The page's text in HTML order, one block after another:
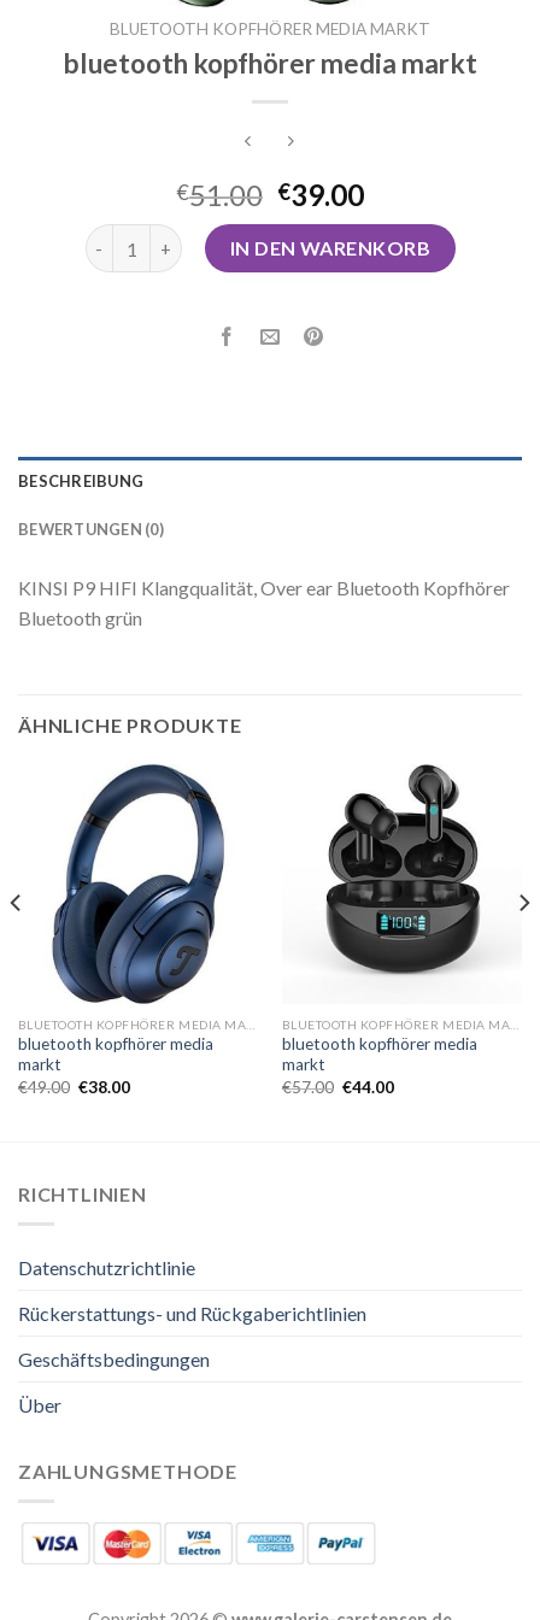
BLUETOOTH KOPFHÖRER MEDIA MARKT
bluetooth kopfhörer media markt
€51.00 €39.00
bluetooth kopfhörer media markt Menge
IN DEN WARENKORB
BESCHREIBUNG
BEWERTUNGEN (0)
KINSI P9 HIFI Klangqualität, Over ear Bluetooth Kopfhörer
Bluetooth grün
ÄHNLICHE PRODUKTE
bluetooth kopfhörer media
markt
€49.00 €38.00
bluetooth kopfhörer media
markt
€57.00 €44.00
RICHTLINIEN
Datenschutzrichtlinie
Rückerstattungs- und Rückgaberichtlinien
Geschäftsbedingungen
Über
ZAHLUNGSMETHODE